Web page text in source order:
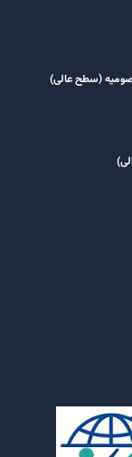
(سطح عالی)